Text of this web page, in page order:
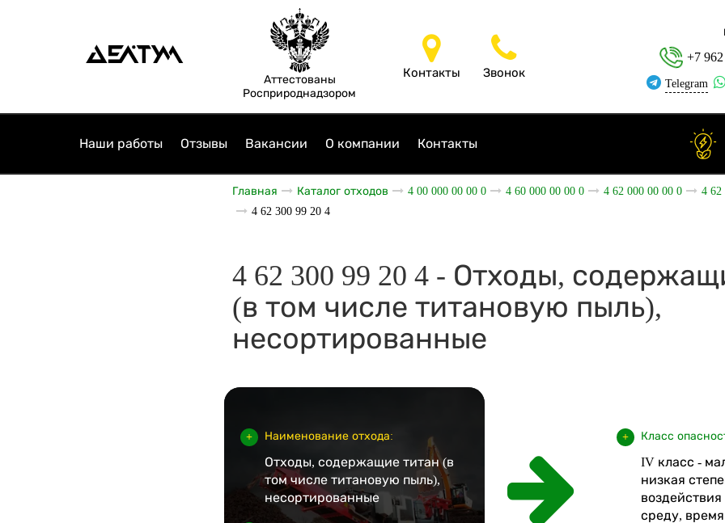
Аттестованы
Росприроднадзором
Контакты Звонок
+7
Telegram
Наши работы Отзывы Вакансии О компании Контакты
Главная Каталог отходов 4 00 000 00 00 0 4 60 000 00 00 0 4 62 000 00 00 0
4 62
4 62 300 99 20 4
4 62 300 99 20 4 - Отходы,
(в том числе титановую пыль),
несортированные
Наименование отхода:
Отходы, содержащие титан (в
том числе титановую пыль),
несортированные
Класс
IV класс -
низкая
среду,